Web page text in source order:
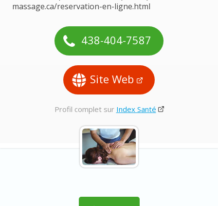
massage.ca/reservation-en-ligne.html
438-404-7587
Site Web
Profil complet sur Index Santé